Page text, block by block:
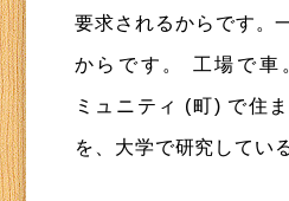
要求されるからです。
からです。 工場で車
ミュニティ (町) で住
を、大学で研究してい